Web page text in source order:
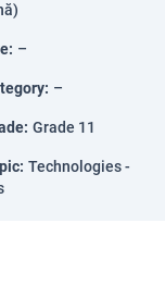
: –
: –
: Grade 11
: Technologies -